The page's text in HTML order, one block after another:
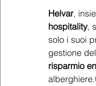
Helvar,
hospitality,
solo i suoi
gestione
risparmio